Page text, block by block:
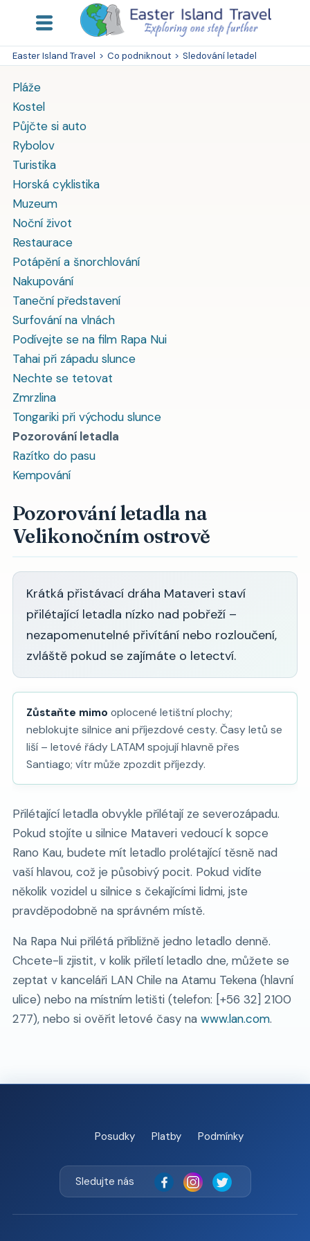
Easter Island Travel > Co podniknout > Sledování letadel
Pláže
Kostel
Půjčte si auto
Rybolov
Turistika
Horská cyklistika
Muzeum
Noční život
Restaurace
Potápění a šnorchlování
Nakupování
Taneční představení
Surfování na vlnách
Podívejte se na film Rapa Nui
Tahai při západu slunce
Nechte se tetovat
Zmrzlina
Tongariki při východu slunce
Pozorování letadla
Razítko do pasu
Kempování
Pozorování letadla na
Velikonočním ostrově
Krátká přistávací dráha Mataveri staví
přilétající letadla nízko nad pobřeží –
nezapomenutelné přivítání nebo rozloučení,
zvláště pokud se zajímáte o letectví.
Zůstaňte mimo oplocené letištní plochy;
neblokujte silnice ani příjezdové cesty. Časy letů se
liší – letové řády LATAM spojují hlavně přes
Santiago; vítr může zpozdit příjezdy.
Přilétající letadla obvykle přilétají ze severozápadu.
Pokud stojíte u silnice Mataveri vedoucí k sopce
Rano Kau, budete mít letadlo prolétající těsně nad
vaší hlavou, což je působivý pocit. Pokud vidíte
několik vozidel u silnice s čekajícími lidmi, jste
pravděpodobně na správném místě.
Na Rapa Nui přilétá přibližně jedno letadlo denně.
Chcete-li zjistit, v kolik přiletí letadlo dne, můžete se
zeptat v kanceláři LAN Chile na Atamu Tekena (hlavní
ulice) nebo na místním letišti (telefon: [+56 32] 2100
277), nebo si ověřit letové časy na www.lan.com.
Posudky Platby Podmínky
Sledujte nás